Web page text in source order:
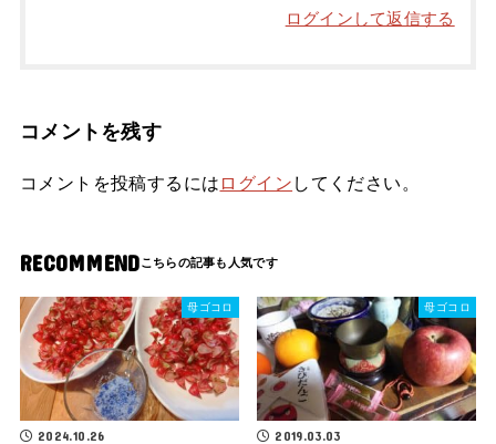
ログインして返信する
コメントを残す
コメントを投稿するには ログイン してください。
RECOMMEND
母ゴコロ
2024.10.26
母ゴコロ
2019.03.03